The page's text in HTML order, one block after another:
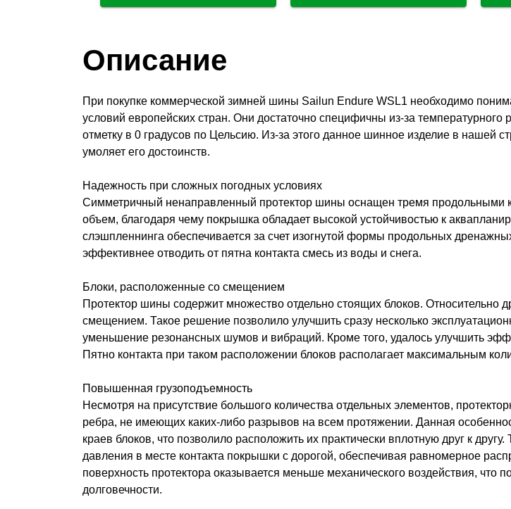
Описание
При покупке коммерческой зимней шины Sailun Endure WSL1 необходимо
условий европейских стран. Они достаточно специфичны из-за
отметку в 0 градусов по Цельсию. Из-за этого данное шинное изделие в нашей
умоляет его достоинств.
Надежность при сложных погодных условиях
Симметричный ненаправленный протектор шины оснащен тремя
объем, благодаря чему покрышка обладает высокой устойчивостью к
слэшпленнинга обеспечивается за счет изогнутой формы продольных
эффективнее отводить от пятна контакта смесь из воды и снега.
Блоки, расположенные со смещением
Протектор шины содержит множество отдельно стоящих блоков. Относительно
смещением. Такое решение позволило улучшить сразу несколько
уменьшение резонансных шумов и вибраций. Кроме того, удалось улучшить
Пятно контакта при таком расположении блоков располагает максимальным
Повышенная грузоподъемность
Несмотря на присутствие большого количества отдельных элементов,
ребра, не имеющих каких-либо разрывов на всем протяжении. Данная
краев блоков, что позволило расположить их практически вплотную друг к
давления в месте контакта покрышки с дорогой, обеспечивая равномерное
поверхность протектора оказывается меньше механического воздействия,
долговечности.